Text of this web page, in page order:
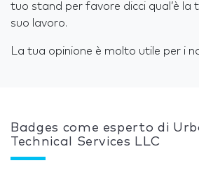
tuo stand per favore dicci qual’è la
suo lavoro.
La tua opinione è molto utile per i
Badges come esperto di
Technical Services LLC